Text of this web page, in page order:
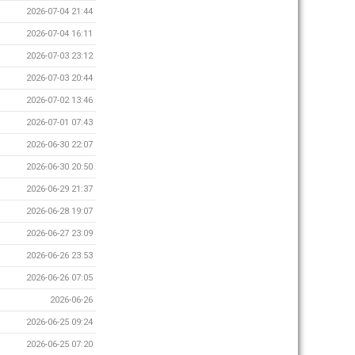
2026-07-04 21:44
2026-07-04 16:11
2026-07-03 23:12
2026-07-03 20:44
2026-07-02 13:46
2026-07-01 07:43
2026-06-30 22:07
2026-06-30 20:50
2026-06-29 21:37
2026-06-28 19:07
2026-06-27 23:09
2026-06-26 23:53
2026-06-26 07:05
2026-06-26
2026-06-25 09:24
2026-06-25 07:20